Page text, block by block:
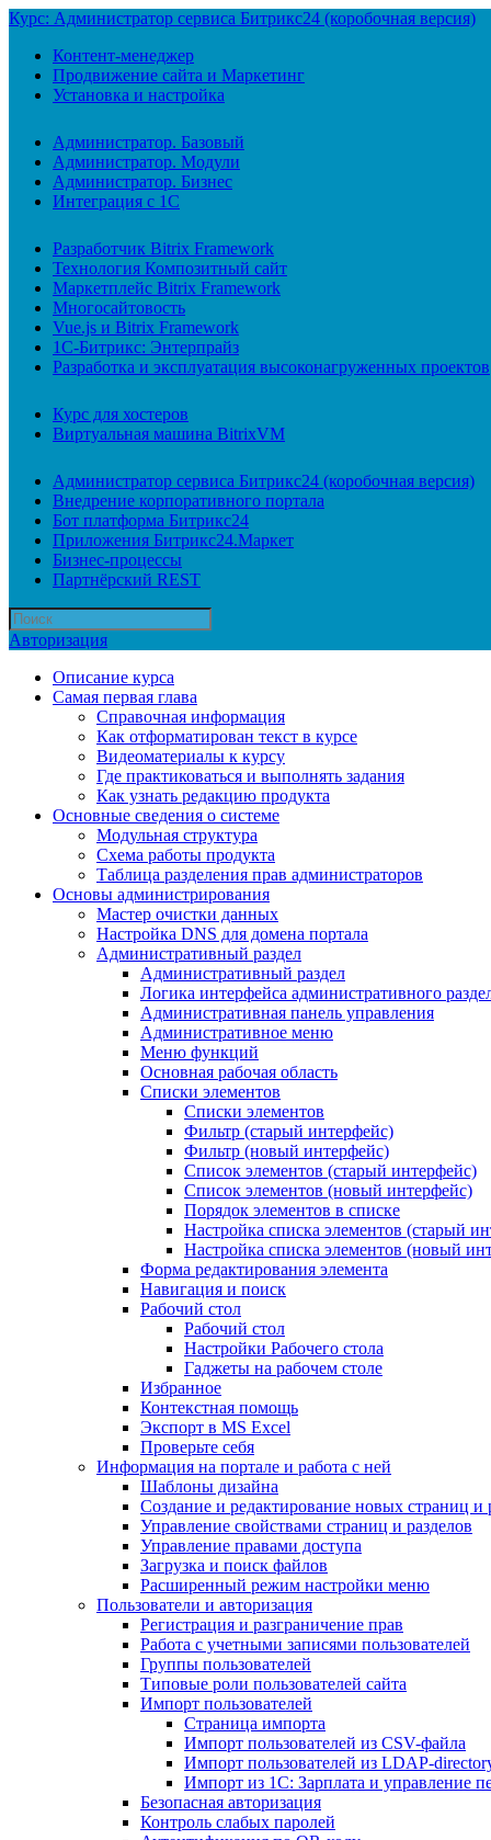
Курс: Администратор сервиса Битрикс24 (коробочная версия)
Контент-менеджер
Продвижение сайта и Маркетинг
Установка и настройка
Администратор. Базовый
Администратор. Модули
Администратор. Бизнес
Интеграция с 1С
Разработчик Bitrix Framework
Технология Композитный сайт
Маркетплейс Bitrix Framework
Многосайтовость
Vue.js и Bitrix Framework
1С-Битрикс: Энтерпрайз
Разработка и эксплуатация высоконагруженных проектов
Курс для хостеров
Виртуальная машина BitrixVM
Администратор сервиса Битрикс24 (коробочная версия)
Внедрение корпоративного портала
Бот платформа Битрикс24
Приложения Битрикс24.Маркет
Бизнес-процессы
Партнёрский REST
Авторизация
Описание курса
Самая первая глава
Справочная информация
Как отформатирован текст в курсе
Видеоматериалы к курсу
Где практиковаться и выполнять задания
Как узнать редакцию продукта
Основные сведения о системе
Модульная структура
Схема работы продукта
Таблица разделения прав администраторов
Основы администрирования
Мастер очистки данных
Настройка DNS для домена портала
Административный раздел
Административный раздел
Логика интерфейса административного
Административная панель управления
Административное меню
Меню функций
Основная рабочая область
Списки элементов
Списки элементов
Фильтр (старый интерфейс)
Фильтр (новый интерфейс)
Список элементов (старый интерфейс)
Список элементов (новый интерфейс)
Порядок элементов в списке
Настройка списка элементов (старый
Настройка списка элементов (новый
Форма редактирования элемента
Навигация и поиск
Рабочий стол
Рабочий стол
Настройки Рабочего стола
Гаджеты на рабочем столе
Избранное
Контекстная помощь
Экспорт в MS Excel
Проверьте себя
Информация на портале и работа с ней
Шаблоны дизайна
Создание и редактирование новых страниц и
Управление свойствами страниц и разделов
Управление правами доступа
Загрузка и поиск файлов
Расширенный режим настройки меню
Пользователи и авторизация
Регистрация и разграничение прав
Работа с учетными записями пользователей
Группы пользователей
Типовые роли пользователей сайта
Импорт пользователей
Страница импорта
Импорт пользователей из CSV-файла
Импорт пользователей из LDAP-
Импорт из 1С: Зарплата и управление
Безопасная авторизация
Контроль слабых паролей